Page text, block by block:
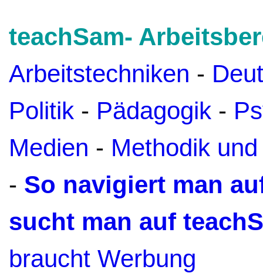
teachSam-
Arbeitstechniken -
Politik - Pädagogik -
Medien - Methodik
- So navigiert man
sucht man auf
braucht Werbung